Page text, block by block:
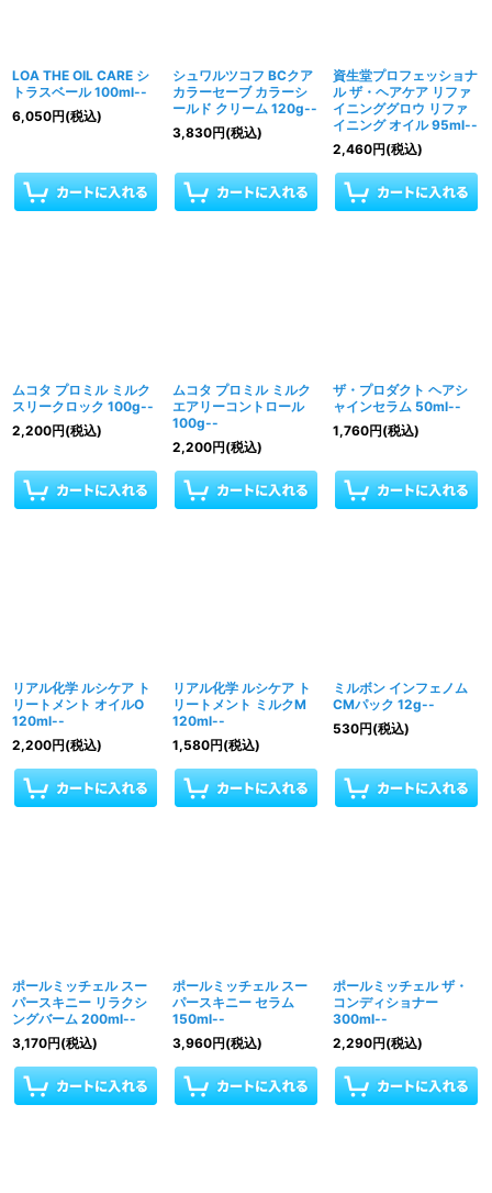
LOA THE OIL CARE シ
トラスベール 100ml--
6,050円(税込)
シュワルツコフ BCクア
カラーセーブ カラーシ
ールド クリーム 120g--
3,830円(税込)
資生堂プロフェッショナ
ル ザ・ヘアケア リファ
イニンググロウ リファ
イニング オイル 95ml--
2,460円(税込)
ムコタ プロミル ミルク
スリークロック 100g--
2,200円(税込)
ムコタ プロミル ミルク
エアリーコントロール
100g--
2,200円(税込)
ザ・プロダクト ヘアシ
ャインセラム 50ml--
1,760円(税込)
リアル化学 ルシケア ト
リートメント オイルO
120ml--
2,200円(税込)
リアル化学 ルシケア ト
リートメント ミルクM
120ml--
1,580円(税込)
ミルボン インフェノム
CMパック 12g--
530円(税込)
ポールミッチェル スー
パースキニー リラクシ
ングバーム 200ml--
3,170円(税込)
ポールミッチェル スー
パースキニー セラム
150ml--
3,960円(税込)
ポールミッチェル ザ・
コンディショナー
300ml--
2,290円(税込)